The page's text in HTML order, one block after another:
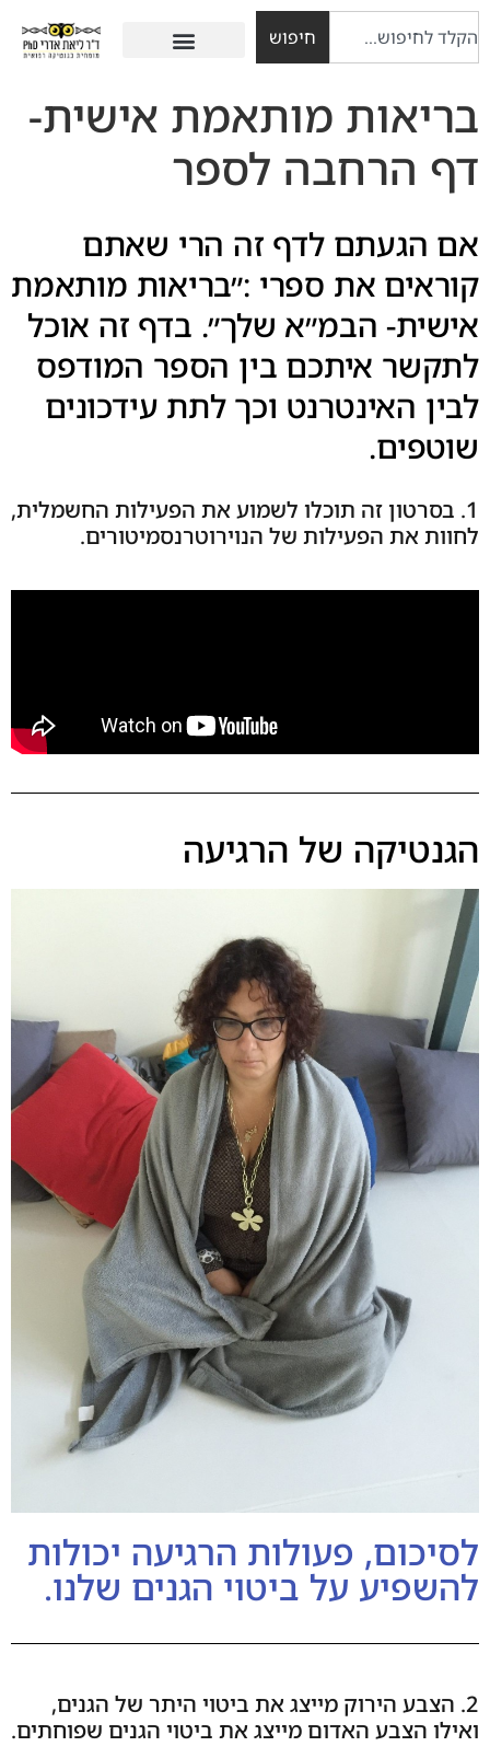
חיפוש
בריאות מותאמת אישית-
דף הרחבה לספר
אם הגעתם לדף זה הרי שאתם
קוראים את ספרי :״בריאות מותאמת
אישית- הבמ״א שלך״. בדף זה אוכל
לתקשר איתכם בין הספר המודפס
לבין האינטרנט וכך לתת עידכונים
שוטפים.
1. בסרטון זה תוכלו לשמוע את הפעילות החשמלית,
לחוות את הפעילות של הנוירוטרנסמיטורים.
הגנטיקה של הרגיעה
לסיכום, פעולות הרגיעה יכולות
להשפיע על ביטוי הגנים שלנו.
2. הצבע הירוק מייצג את ביטוי היתר של הגנים,
ואילו הצבע האדום מייצג את ביטוי הגנים שפוחתים.